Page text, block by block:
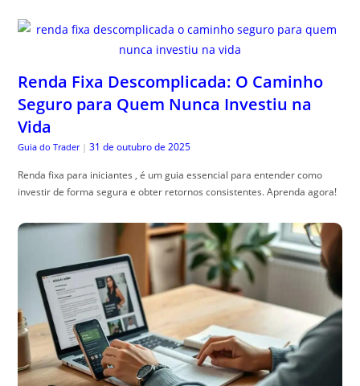
Renda Fixa Descomplicada: O Caminho
Seguro para Quem Nunca Investiu na
Vida
Guia do Trader | 31 de outubro de 2025
Renda fixa para iniciantes , é um guia essencial para entender como
investir de forma segura e obter retornos consistentes. Aprenda agora!